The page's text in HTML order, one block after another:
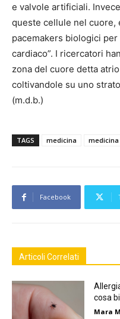
e valvole artificiali.
queste cellule nel cuore,
pacemakers biologici
cardiaco”. I ricercatori
zona del cuore detta
coltivandole su uno
(m.d.b.)
TAGS medicina
Facebook
Articoli Correlati
cosa
Mara